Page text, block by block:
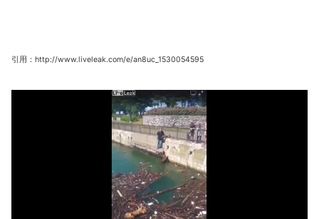
引用：http://www.liveleak.com/e/an8uc_1530054595